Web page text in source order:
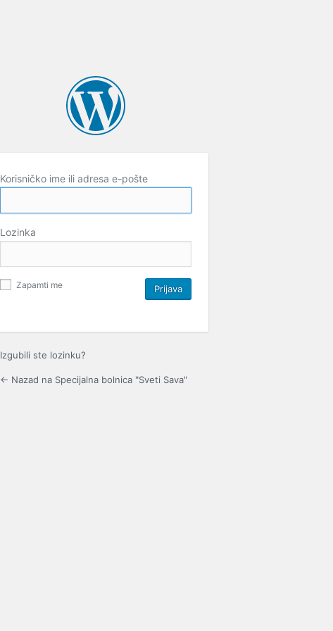
Korisničko ime ili adresa e-pošte
Lozinka
Zapamti me
Izgubili ste lozinku?
← Nazad na Specijalna bolnica "Sveti Sava"